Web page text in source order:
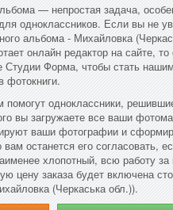
— непростая задача,
одноклассников. Если вы не
альбома - Михайловка
онлайн редактор на сайте,
Студии Форма, чтобы стать
фотокниги.
одноклассники,
вы загружаете все ваши
ваши фотографии и
останется его согласовать,
хлопотный, всю работу
цену заказа будет включена
(Черкаська обл.)).